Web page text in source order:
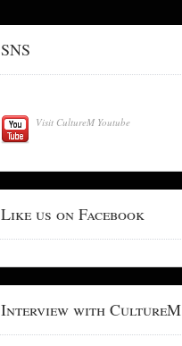
SNS
Visit CultureM Youtube
Like us on Facebook
Interview with CultureM